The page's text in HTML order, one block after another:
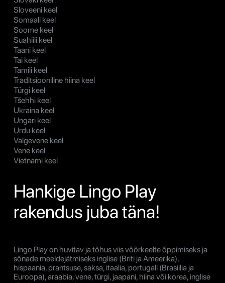
Sloveeni keel
Somaali keel
Soome keel
Suahiili keel
Taani keel
Tai keel
Tamili keel
Traditsiooniline hiina keel
Türgi keel
Tšehhi keel
Ukraina keel
Ungari keel
Urdu keel
Valgevene keel
Vene keel
Vietnami keel
Hankige Lingo Play
rakendus juba täna!
Lingo Play on huvitav ja tõhus viis võõrkeelte õppimiseks ja
sõnade meeldejätmiseks inglise (Briti ja Ameerika),
hispaania, prantsuse, saksa, itaalia, portugali (Brasiilia ja
Euroopa), araabia, vene, türgi, jaapani, hiina või korea, inglise